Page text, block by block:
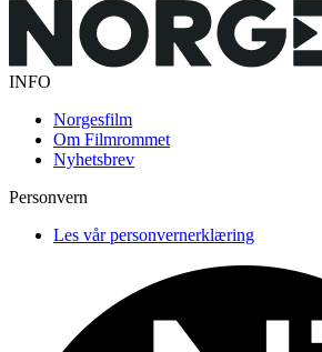
INFO
Norgesfilm
Om Filmrommet
Nyhetsbrev
Personvern
Les vår personvernerklæring